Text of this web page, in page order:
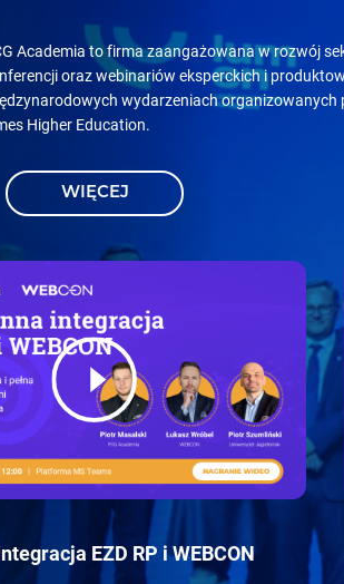
Academia to firma zaangażowana w rozwój
oraz webinariów eksperckich i
wydarzeniach organizowanych
Higher Education.
WIĘCEJ
EZD RP i WEBCON